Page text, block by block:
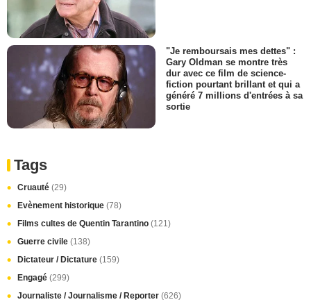
"Je remboursais mes dettes" :
Gary Oldman se montre très
dur avec ce film de science-
fiction pourtant brillant et qui a
généré 7 millions d'entrées à sa
sortie
Tags
Cruauté (29)
Evènement historique (78)
Films cultes de Quentin Tarantino (121)
Guerre civile (138)
Dictateur / Dictature (159)
Engagé (299)
Journaliste / Journalisme / Reporter (626)